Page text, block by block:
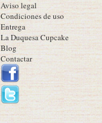
Aviso legal
Condiciones de uso
Entrega
La Duquesa Cupcake
Blog
Contactar